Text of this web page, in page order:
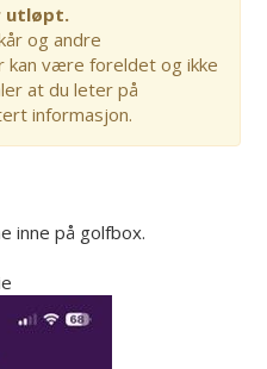
utløpt.
og andre
kan være foreldet og ikke
at du leter på
informasjon.
inne på golfbox.